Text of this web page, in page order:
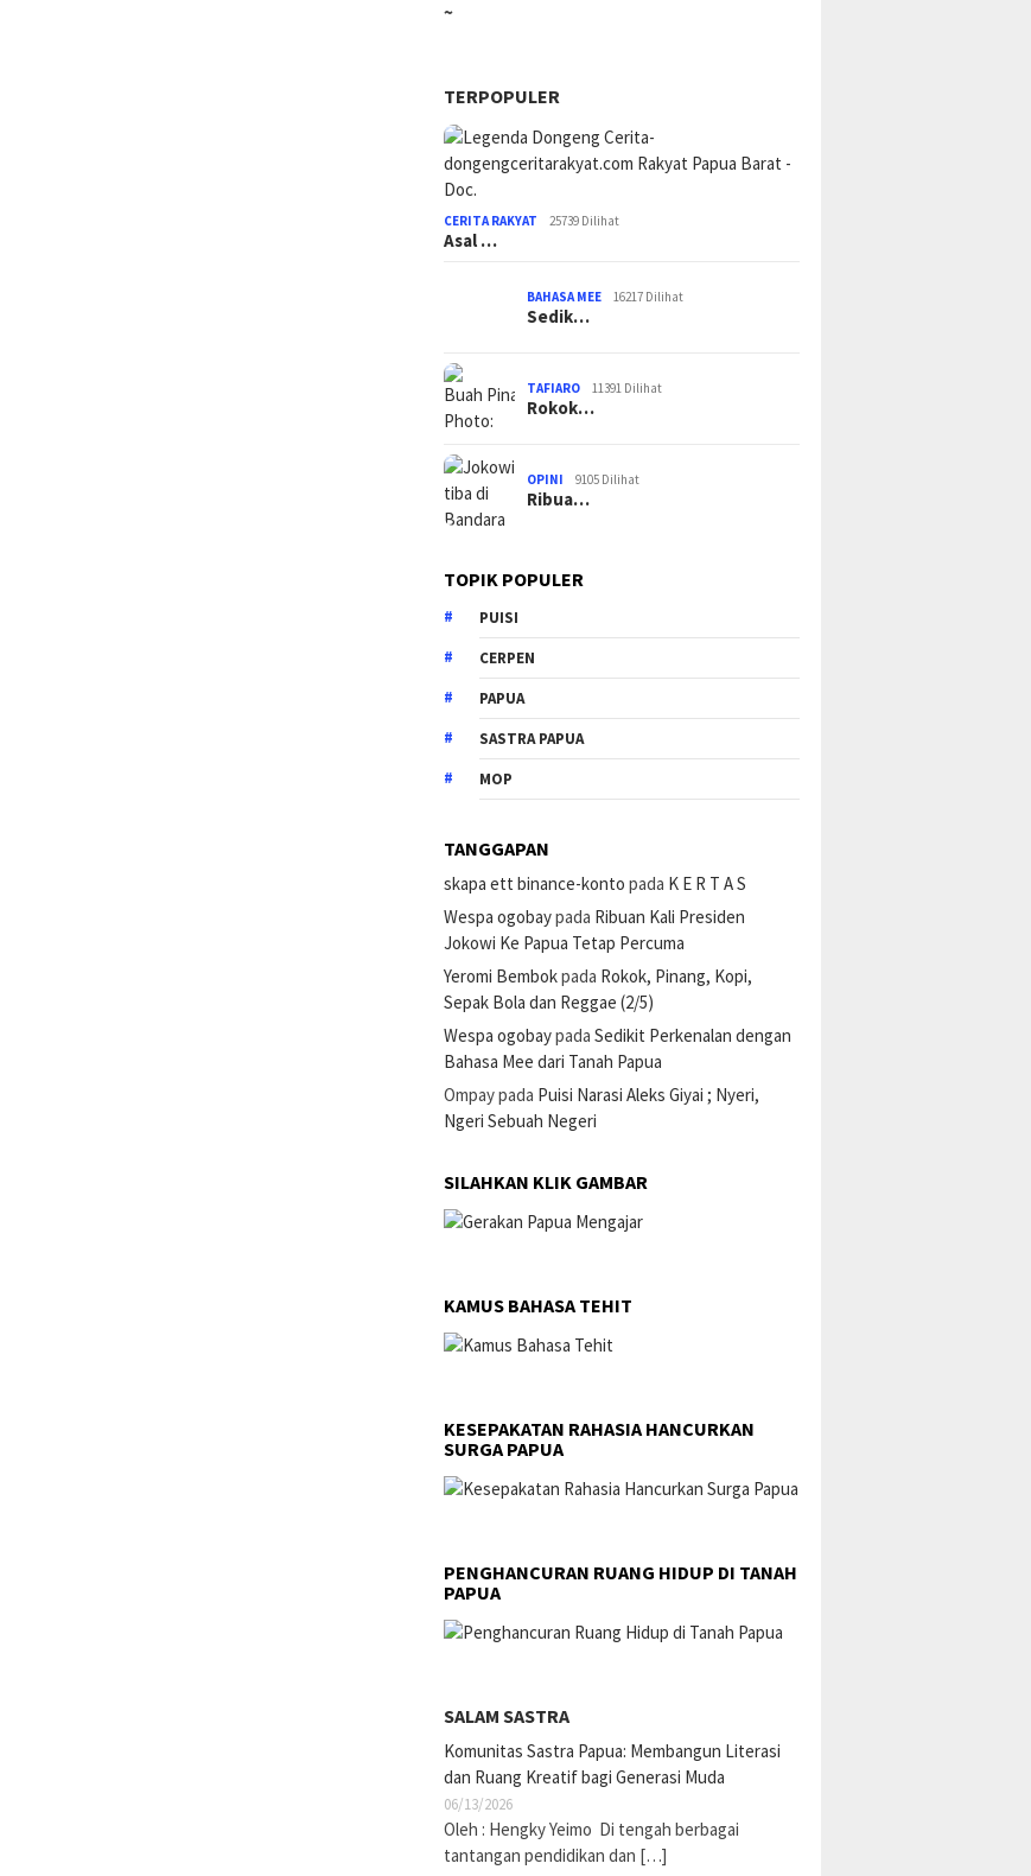
~
TERPOPULER
CERITA RAKYAT 25739 Dilihat
Asal …
BAHASA MEE 16217 Dilihat
Sedik…
TAFIARO 11391 Dilihat
Rokok…
OPINI 9105 Dilihat
Ribua…
TOPIK POPULER
PUISI
CERPEN
PAPUA
SASTRA PAPUA
MOP
TANGGAPAN
skapa ett binance-konto pada K E R T A S
Wespa ogobaypada Ribuan Kali Presiden
Jokowi Ke Papua Tetap Percuma
Yeromi Bembokpada Rokok, Pinang, Kopi,
Sepak Bola dan Reggae (2/5)
Wespa ogobaypadaSedikit Perkenalan dengan
Bahasa Mee dari Tanah Papua
Ompaypada Puisi Narasi Aleks Giyai ; Nyeri,
Ngeri Sebuah Negeri
SILAHKAN KLIK GAMBAR
KAMUS BAHASA TEHIT
KESEPAKATAN RAHASIA HANCURKAN
SURGA PAPUA
PENGHANCURAN RUANG HIDUP DI TANAH
PAPUA
SALAM SASTRA
Komunitas Sastra Papua: Membangun Literasi
dan Ruang Kreatif bagi Generasi Muda
06/13/2026
Oleh : Hengky Yeimo Di tengah berbagai
tantangan pendidikan dan […]